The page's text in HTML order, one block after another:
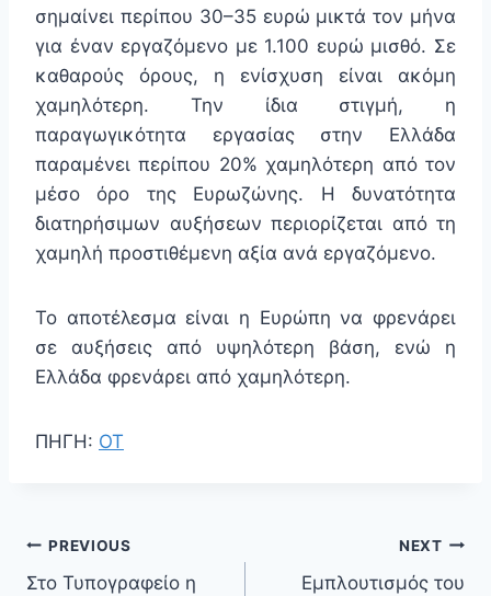
σημαίνει περίπου 30–35 ευρώ μικτά τον μήνα
για έναν εργαζόμενο με 1.100 ευρώ μισθό. Σε
καθαρούς όρους, η ενίσχυση είναι ακόμη
χαμηλότερη. Την ίδια στιγμή, η
παραγωγικότητα εργασίας στην Ελλάδα
παραμένει περίπου 20% χαμηλότερη από τον
μέσο όρο της Ευρωζώνης. Η δυνατότητα
διατηρήσιμων αυξήσεων περιορίζεται από τη
χαμηλή προστιθέμενη αξία ανά εργαζόμενο.
Το αποτέλεσμα είναι η Ευρώπη να φρενάρει
σε αυξήσεις από υψηλότερη βάση, ενώ η
Ελλάδα φρενάρει από χαμηλότερη.
ΠΗΓΗ: ΟΤ
PREVIOUS
Στο Τυπογραφείο η
NEXT
Εμπλουτισμός του